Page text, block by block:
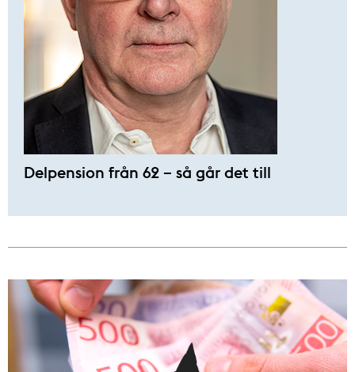
Delpension från 62 – så går det till